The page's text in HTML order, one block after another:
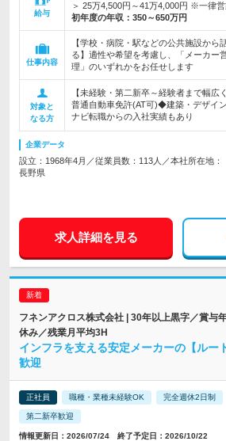
給与
＞ 25万4,500円～41万4,000円 ※一律
初年度の年収： 350～650万円
仕事内容
【学校・病院・駅などの公共施設から
る】適性や希望を考慮し、「メーカー
理」のいずれかをお任せします
対象と
なる方
【未経験・第二新卒～経験者まで幅
普通自動車免許(AT可)◆建築・デザイ
ナビ転職からの入社実績もあり
企業データ
設立：1968年4月／従業員数：113人／本社所在地：
長野県
求人詳細を見る
フネンアクロス株式会社 | 30年以上黒字／賞与
休み／残業月平均3H
インフラを支える安定メーカーの【ル
歓迎
正社員 職種・業種未経験OK 完全週休2日制
第二新卒歓迎
情報更新日：2026/07/24 終了予定日：2026/10/22